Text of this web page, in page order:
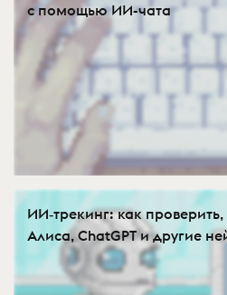
с помощью ИИ-чата
ИИ‑трекинг: как
Алиса, ChatGPT и другие